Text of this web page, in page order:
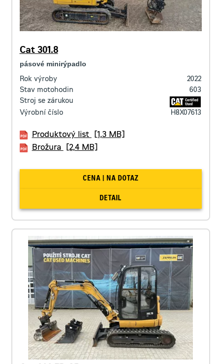
Cat 301.8
pásové minirýpadlo
Rok výroby
2022
Stav motohodin
603
Stroj se zárukou
Výrobní číslo
H8X07613
Produktový list
[1,3 MB]
Brožura
[2,4 MB]
CENA | NA DOTAZ
DETAIL